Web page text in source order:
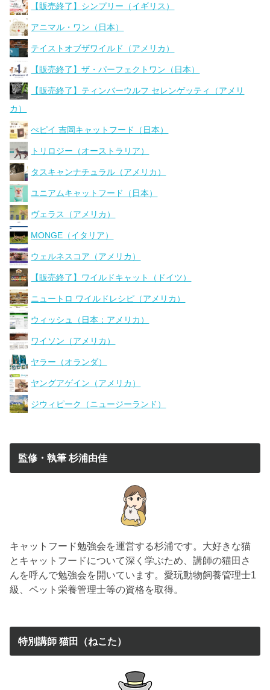
【販売終了】シンプリー（イギリス）
アニマル・ワン（日本）
テイストオブザワイルド（アメリカ）
【販売終了】ザ・パーフェクトワン（日本）
【販売終了】ティンバーウルフ セレンゲッティ（アメリ
カ）
ぺピイ 吉岡キャットフード（日本）
トリロジー（オーストラリア）
タスキャンナチュラル（アメリカ）
ユニアムキャットフード（日本）
ヴェラス（アメリカ）
MONGE（イタリア）
ウェルネスコア（アメリカ）
【販売終了】ワイルドキャット（ドイツ）
ニュートロ ワイルドレシピ（アメリカ）
ウィッシュ（日本：アメリカ）
ワイソン（アメリカ）
ヤラー（オランダ）
ヤングアゲイン（アメリカ）
ジウィピーク（ニュージーランド）
監修・執筆 杉浦由佳
キャットフード勉強会を運営する杉浦です。大好きな猫
とキャットフードについて深く学ぶため、講師の猫田さ
んを呼んで勉強会を開いています。愛玩動物飼養管理士1
級、ペット栄養管理士等の資格を取得。
特別講師 猫田（ねこた）